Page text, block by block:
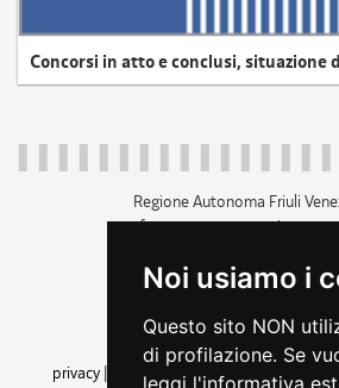
Noi usiamo i
Questo sito NON
di profilazione. Se
leggi l'informativa
Concorsi in atto e conclusi, situazione
Regione Autonoma Friuli
c.f. 80014930327; p.iva
+39 040 3771111
amministrazione
privacy
cookie |note legali accessibilità